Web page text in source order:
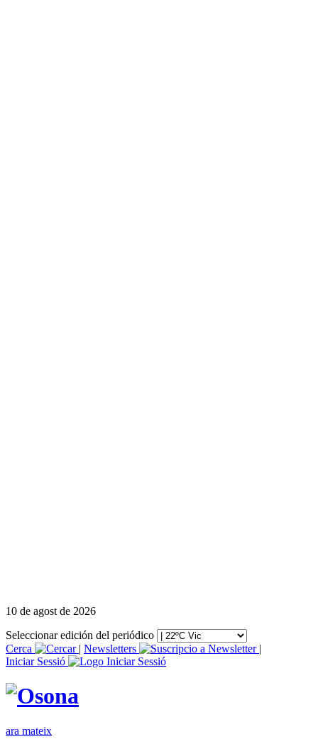
10 de agost de 2026
Seleccionar edición del periódico
Cerca
| Newsletters
|
Iniciar Sessió
ara mateix